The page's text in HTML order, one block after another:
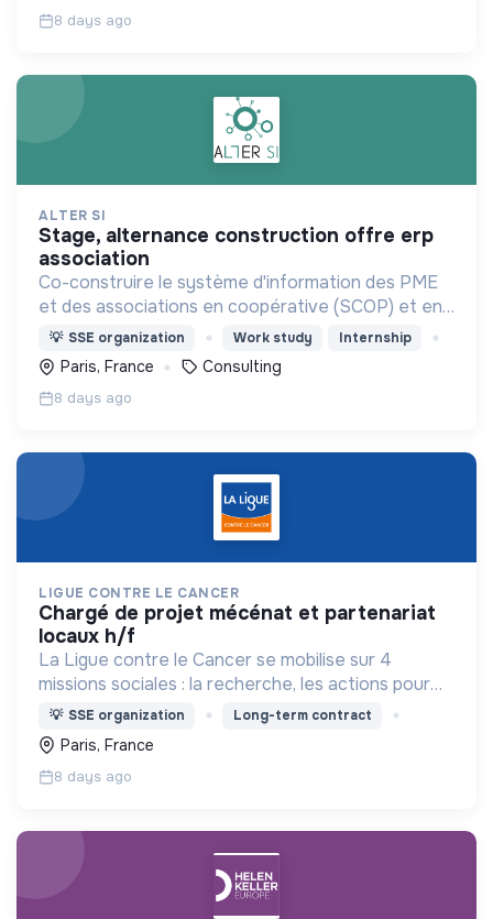
8 days ago
ALTER SI
stage, alternance construction offre erp
association
Co-construire le système d'information des PME
et des associations en coopérative (SCOP) et en
gouvernance partagée (Holacratie).
💡 SSE organization Work study Internship
Paris, France Consulting
8 days ago
LIGUE CONTRE LE CANCER
chargé de projet mécénat et partenariat
locaux h/f
La Ligue contre le Cancer se mobilise sur 4
missions sociales : la recherche, les actions pour
les personnes malades, la prévention & promotion
du dépistage et l'étude & observatoire.
💡 SSE organization Long-term contract
Paris, France
8 days ago